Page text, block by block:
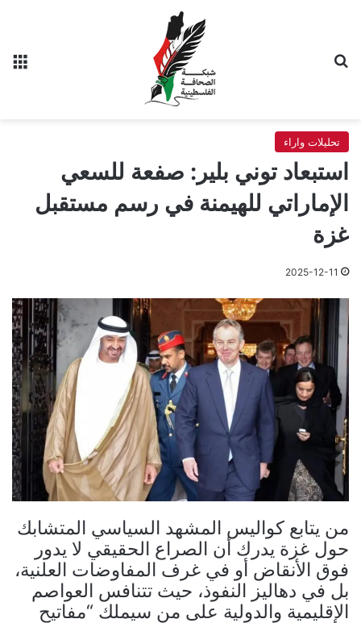
تحليلات واراء
استبعاد توني بلير: صفعة للسعي
الإماراتي للهيمنة في رسم مستقبل
غزة
2025-12-11
من يتابع كواليس المشهد السياسي المتشابك
حول غزة يدرك أن الصراع الحقيقي لا يدور
فوق الأنقاض أو في غرف المفاوضات العلنية،
بل في دهاليز النفوذ، حيث تتنافس العواصم
الإقليمية والدولية على من سيملك “مفاتيح